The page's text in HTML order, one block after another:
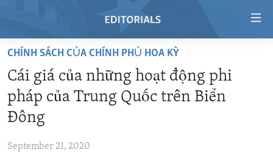
Skip
main
content
Skip
to
main
VIDEO
RADIO
CHÍNH SÁCH CỦA CHÍNH PHỦ HOA KỲ
Cái giá của những hoạt động phi
pháp của Trung Quốc trên Biển
Đông
September 21, 2020